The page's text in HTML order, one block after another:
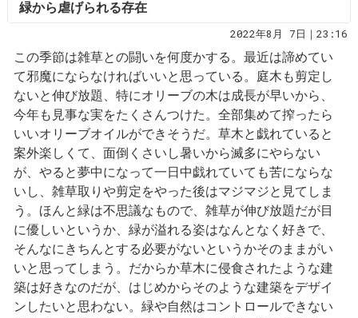
緑から虐げられる存在
2022年8月 7日｜23:16
この季節は雑草との闘いを何度かする。最近は諦めてい
て邪魔にならなければいいと思っている。庭木も剪定し
ないと伸び放題、特にオリーブの木は成長が早いから、
今年も見事な実をたくさんつけた。全部集めて搾ったら
いいオリーブオイルができそうだ。草木と戯れていると
案外楽しくて、面倒くさいし暑いから滅多にやらない
が、やると夢中になって一日中戯れていても苦にならな
いし、雑草取りや剪定をやった後はマジマジと見てしま
う。ほんと緑は不思議なもので、雑草が伸び放題だが目
に優しいというか、緑が溢れる姿はなんとなく好きで、
そんなにきちんとする必要がないというかそのままがい
いと思ってしまう。だからか草木に侵食されたような建
築は好きなのだが、はじめからそのような建築をデザイ
ンしたいと思わない。緑や自然はコントロールできない